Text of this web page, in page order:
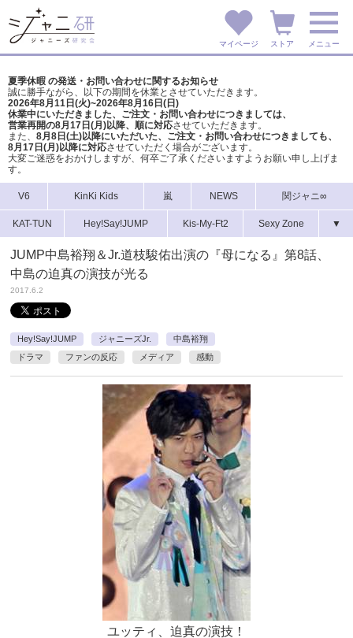
マイページ ストア メニュー
夏季休暇 の発送・お問い合わせに関するお知らせ
誠に勝手ながら、以下の期間を休業とさせていただきます。
2026年8月11日(火)~2026年8月16日(日)
休業中にいただきました、ご注文・お問い合わせにつきましては、
営業再開の8月17日(月)以降、順に対応させていただきます。
また、 8月8日(土)以降にいただいた、ご注文・ お問い合わせにつきましても、
8月17日(月)以降に対応させていただく場合がございます。
大変ご迷惑をおかけしますが、 何卒ご了承くださいますようお願い申し上げま
す。
V6 KinKi Kids 嵐 NEWS 関ジャニ∞
KAT-TUN Hey!Say!JUMP Kis-My-Ft2 Sexy Zone ▼
JUMP中島裕翔＆Jr.道枝駿佑出演の『母になる』第8話、
中島の迫真の演技が光る
2017.6.2
Hey!Say!JUMP ジャニーズJr.
中島裕翔
ドラマ
ファンの反応 メディア 感動
ユッティ、迫真の演技！